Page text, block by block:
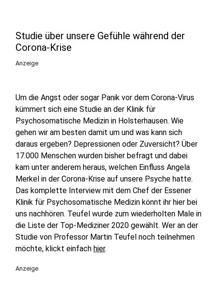
Studie über unsere Gefühle während der
Corona-Krise
Anzeige
Um die Angst oder sogar Panik vor dem Corona-Virus
kümmert sich eine Studie an der Klinik für
Psychosomatische Medizin in Holsterhausen. Wie
gehen wir am besten damit um und was kann sich
daraus ergeben? Depressionen oder Zuversicht? Über
17.000 Menschen wurden bisher befragt und dabei
kam unter anderem heraus, welchen Einfluss Angela
Merkel in der Corona-Krise auf unsere Psyche hatte.
Das komplette Interview mit dem Chef der Essener
Klinik für Psychosomatische Medizin könnt ihr hier bei
uns nachhören. Teufel wurde zum wiederholten Male in
die Liste der Top-Mediziner 2020 gewählt. Wer an der
Studie von Professor Martin Teufel noch teilnehmen
möchte, klickt einfach hier.
Anzeige